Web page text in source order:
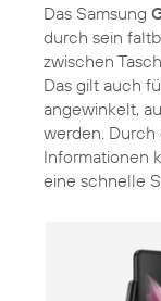
Das Samsung
durch sein
zwischen
Das gilt auch
angewinkelt,
werden. Durch
Informationen
eine schnelle